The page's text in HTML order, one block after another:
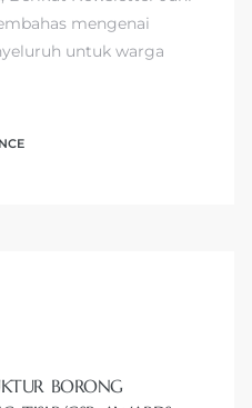
mengenai
untuk warga
BORONG